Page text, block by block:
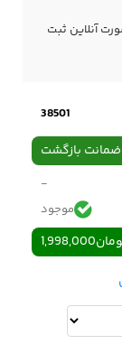
آنلاین ثبت
38501
-
موجود
1,998,000